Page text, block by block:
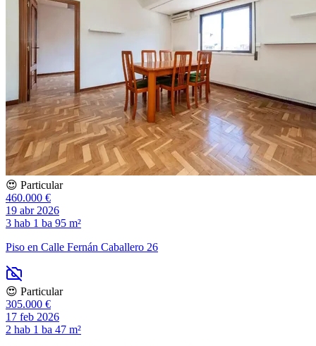
😍 Particular
460.000 €
19 abr 2026
3 hab 1 ba 95 m²
Piso en Calle Fernán Caballero 26
😍 Particular
305.000 €
17 feb 2026
2 hab 1 ba 47 m²